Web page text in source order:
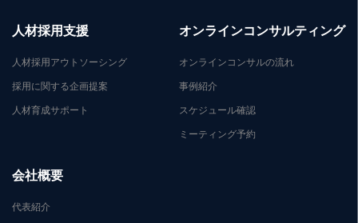
人材採用支援
人材採用アウトソーシング
採用に関する企画提案
人材育成サポート
オンラインコンサルティング
オンラインコンサルの流れ
事例紹介
スケジュール確認
ミーティング予約
会社概要
代表紹介